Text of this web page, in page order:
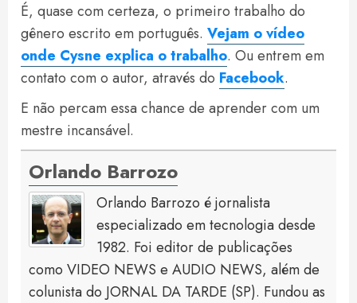
É, quase com certeza, o primeiro trabalho do
gênero escrito em português. Vejam o vídeo
onde Cysne explica o trabalho. Ou entrem em
contato com o autor, através do Facebook.
E não percam essa chance de aprender com um
mestre incansável.
Orlando Barrozo
Orlando Barrozo é jornalista
especializado em tecnologia desde
1982. Foi editor de publicações
como VIDEO NEWS e AUDIO NEWS, além de
colunista do JORNAL DA TARDE (SP). Fundou as